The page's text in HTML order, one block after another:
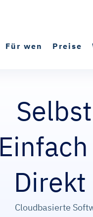
Für wen Preise
Selbst
Einfach
Direkt
Cloudbasierte